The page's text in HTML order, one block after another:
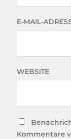
E-MAIL-
WEBSITE
Kommentare